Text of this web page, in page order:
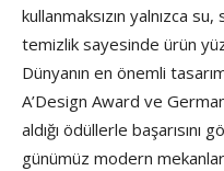
kullanmaksızın yalnızca
temizlik sayesinde ürün
Dünyanın en önemli
A’Design Award ve
aldığı ödüllerle
günümüz modern